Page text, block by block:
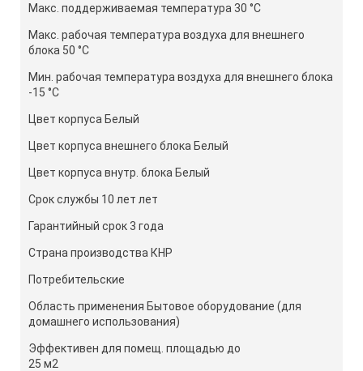
Макс. поддерживаемая температура 30 °С
Макс. рабочая температура воздуха для внешнего
блока 50 °С
Мин. рабочая температура воздуха для внешнего блока
-15 °С
Цвет корпуса Белый
Цвет корпуса внешнего блока Белый
Цвет корпуса внутр. блока Белый
Срок службы 10 лет лет
Гарантийный срок 3 года
Страна производства КНР
Потребительские
Область применения Бытовое оборудование (для
домашнего использования)
Эффективен для помещ. площадью до
25 м2